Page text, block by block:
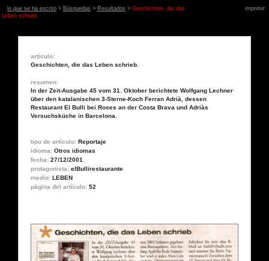
lo que se ha escrito> Búsquedas > Resultados > Geschichten, die das
Leben schrieb.
imprimir
artículo:
Geschichten, die das Leben schrieb.
resumen:
In der Zeit-Ausgabe 45 vom 31. Oktober berichtete Wolfgang Lechner
über den katalanischen 3-Sterne-Koch Ferran Adrià, dessen
Restaurant El Bulli bei Roses an der Costa Brava und Adriàs
Versuchsküche in Barcelona.
tipo de artículo: Reportaje
idioma: Otros idiomas
fecha: 27/12/2001
protagonista: elBullirestaurante
medio: LEBEN
página del artículo: 52